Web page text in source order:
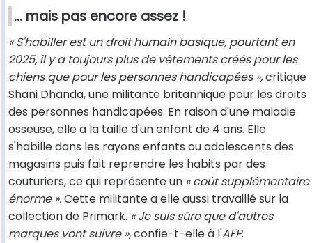
... mais pas encore assez !
« S'habiller est un droit humain basique, pourtant en
2025, il y a toujours plus de vêtements créés pour les
chiens que pour les personnes handicapées »,critique
Shani Dhanda, une militante britannique pour les droits
des personnes handicapées. En raison d'une maladie
osseuse, elle a la taille d'un enfant de 4 ans. Elle
s'habille dans les rayons enfants ou adolescents des
magasins puis fait reprendre les habits par des
couturiers, ce qui représente un « coût supplémentaire
énorme ».Cette militante a elle aussi travaillé sur la
collection de Primark. « Je suis sûre que d'autres
marques vont suivre », confie-t-elle à l'AFP.